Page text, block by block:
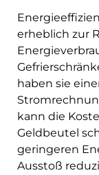
erheblich zur
haben sie
kann die
Geldbeutel
geringeren
Ausstoß